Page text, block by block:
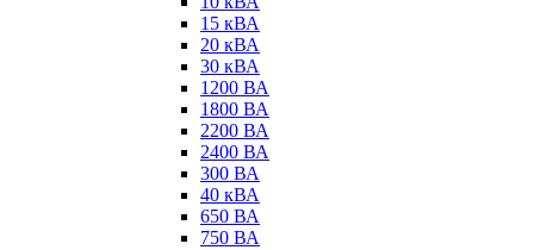
15 кВА
20 кВА
30 кВА
1200 ВА
1800 ВА
2200 ВА
2400 ВА
300 ВА
40 кВА
650 ВА
750 ВА